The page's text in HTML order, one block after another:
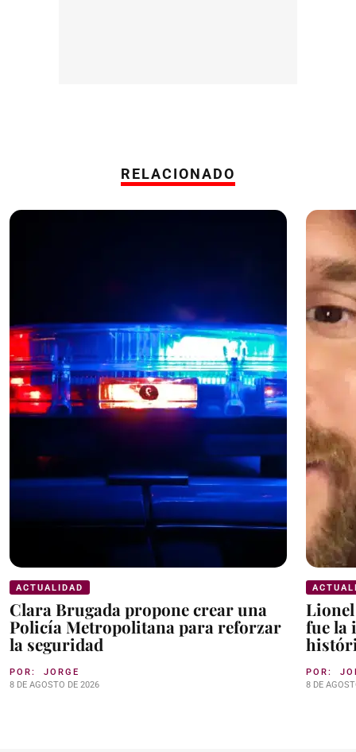
RELACIONADO
ACTUALIDAD
Clara Brugada propone crear una
Policía Metropolitana para reforzar
la seguridad
POR: JORGE
8 DE AGOSTO DE 2026
fue la
POR:
8 DE